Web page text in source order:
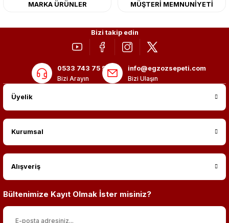
MARKA ÜRÜNLER MÜŞTERİ MEMNUNİYETİ
Bizi takip edin
0533 743 75 56
Bizi Arayın
info@egzozsepeti.com
Bizi Ulaşın
Üyelik
Kurumsal
Alışveriş
Bültenimize Kayıt Olmak İster misiniz?